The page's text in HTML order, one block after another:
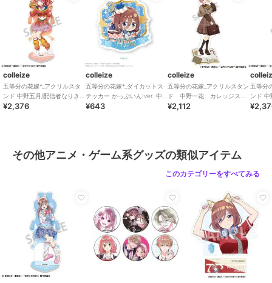
colleize
五等分の花嫁*_アクリルスタ
ンド 中野五月/配信者なりき
り
¥2,376
colleize
五等分の花嫁*_ダイカットス
テッカー かっぷいん!ver. 中
野三玖
¥643
colleize
五等分の花嫁_アクリルスタン
ド 中野一花 カレッジスタ
イル
¥2,112
五等分
ンド 中
り
その他アニメ・ゲーム系グッズの類似アイテム
このカテゴリーをすべてみる